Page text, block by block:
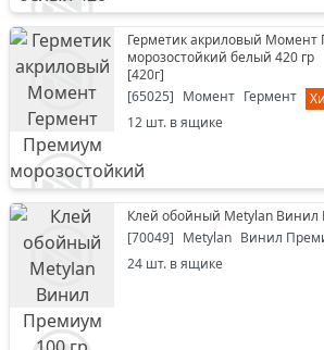
Герметик акриловый Момент
морозостойкий белый 420 гр
[420г]
[65025] Момент Гермент
12 шт. в ящике
Клей обойный Metylan Винил
[70049] Metylan Винил
24 шт. в ящике